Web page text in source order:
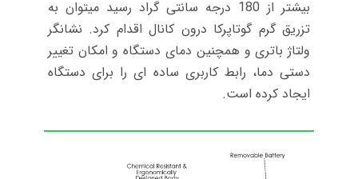
بیشتر از 180 درجه سانتی گراد رسید میتوان به
تزریق گرم گوتاپرکا درون کانال اقدام کرد. نشانگر
ولتاژ باتری و همچنین دمای دستگاه و امکان تغییر
دستی دما، رابط کاربری ساده ای را برای دستگاه
ایجاد کرده است.